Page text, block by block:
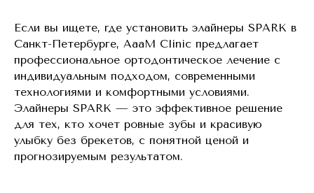
Если вы ищете, где установить элайнеры SPARK в
Санкт-Петербурге, AaaM Clinic предлагает
профессиональное ортодонтическое лечение с
индивидуальным подходом, современными
технологиями и комфортными условиями.
Элайнеры SPARK — это эффективное решение
для тех, кто хочет ровные зубы и красивую
улыбку без брекетов, с понятной ценой и
прогнозируемым результатом.